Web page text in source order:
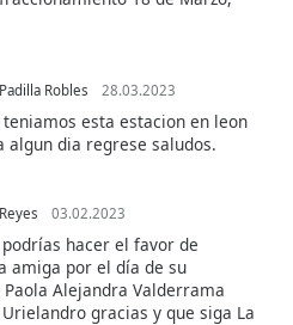
Robles 28.03.2023
esta estacion en leon
dia regrese saludos.
03.02.2023
hacer el favor de
amiga por el día de su
Alejandra Valderrama
gracias y que siga La